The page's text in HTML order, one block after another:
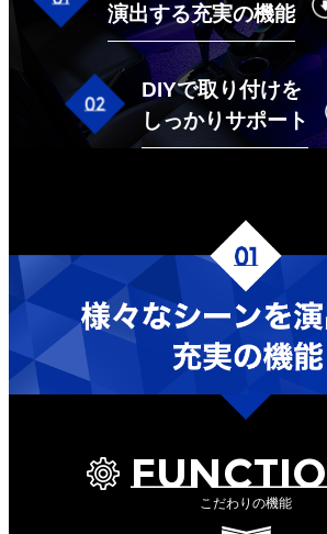
演出する充実の機能
DIYで取り付けを
しっかりサポート
こだわりの機能